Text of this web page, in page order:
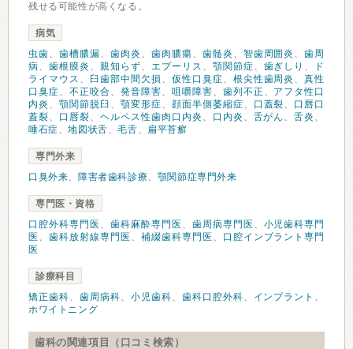
残せる可能性が高くなる。
病気
虫歯、 歯槽膿漏、 歯肉炎 、 歯肉膿瘍、 歯髄炎 、 智歯周囲炎 、歯周
病、 歯根膜炎 、 親知らず、 エプーリス 、 顎関節症、 歯ぎしり 、
ド
ライマウス 、 臼歯部中間欠損 、 仮性口臭症、 根尖性歯周炎 、真性
口臭症、 不正咬合、 発音障害、 咀嚼障害、 歯列不正 、 アフタ性口
内炎 、 顎関節脱臼 、 顎変形症、 顔面半側萎縮症、 口蓋裂、 口唇口
蓋裂、 口唇裂、 ヘルペス性歯肉口内炎 、 口内炎 、 舌がん 、舌炎 、
唾石症、地図状舌、毛舌、 扁平苔癬
専門外来
口臭外来、 障害者歯科診療、 顎関節症専門外来
専門医・資格
口腔外科専門医 、 歯科麻酔専門医 、 歯周病専門医 、 小児歯科専門
医 、 歯科放射線専門医 、 補綴歯科専門医 、 口腔インプラント専門
医
診療科目
矯正歯科、 歯周病科、 小児歯科、 歯科口腔外科、 インプラント 、
ホワイトニング
歯科の関連項目（口コミ検索）